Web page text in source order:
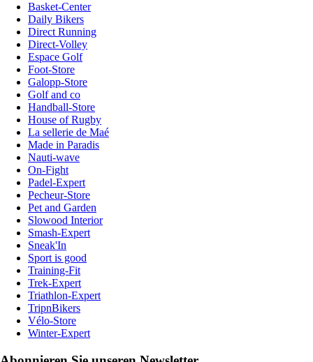
Basket-Center
Daily Bikers
Direct Running
Direct-Volley
Espace Golf
Foot-Store
Galopp-Store
Golf and co
Handball-Store
House of Rugby
La sellerie de Maé
Made in Paradis
Nauti-wave
On-Fight
Padel-Expert
Pecheur-Store
Pet and Garden
Slowood Interior
Smash-Expert
Sneak'In
Sport is good
Training-Fit
Trek-Expert
Triathlon-Expert
TripnBikers
Vélo-Store
Winter-Expert